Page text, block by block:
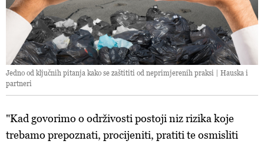
Jedno od ključnih pitanja kako se zaštititi od neprimjerenih praksi | Hauska i
partneri
"Kad govorimo o održivosti postoji niz rizika koje
trebamo prepoznati, procijeniti, pratiti te osmisliti